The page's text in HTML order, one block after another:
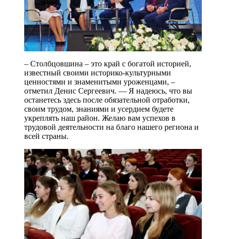
– Столбцовшина – это край с богатой историей,
известный своими историко-культурными
ценностями и знаменитыми уроженцами, –
отметил Денис Сергеевич. — Я надеюсь, что вы
останетесь здесь после обязательной отработки,
своим трудом, знаниями и усердием будете
укреплять наш район. Желаю вам успехов в
трудовой деятельности на благо нашего региона и
всей страны.